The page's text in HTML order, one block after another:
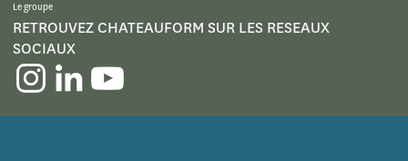
Le groupe
RETROUVEZ CHATEAUFORM SUR LES RESEAUX
SOCIAUX